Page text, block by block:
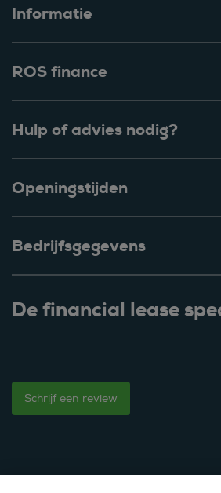
Informatie
ROS finance
Hulp of advies nodig?
Openingstijden
Bedrijfsgegevens
De financial lease
Schrijf een review